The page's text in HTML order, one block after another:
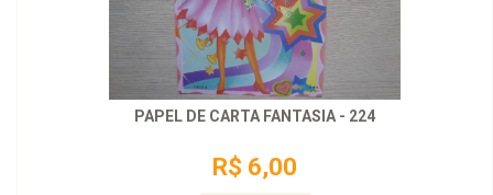
PAPEL DE CARTA FANTASIA - 224
R$ 6,00